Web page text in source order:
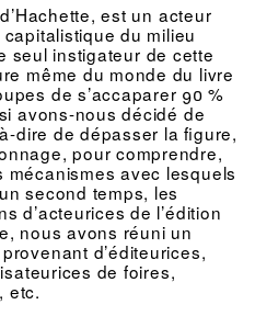
est un acteur
du milieu
seul instigateur de cette
même du monde du livre
de s’accaparer 90 %
avons-nous décidé de
dire de dépasser la figure,
pour comprendre,
avec lesquels
second temps, les
d’acteurices de l’édition
nous avons réuni un
d’éditeurices,
de foires,
etc.